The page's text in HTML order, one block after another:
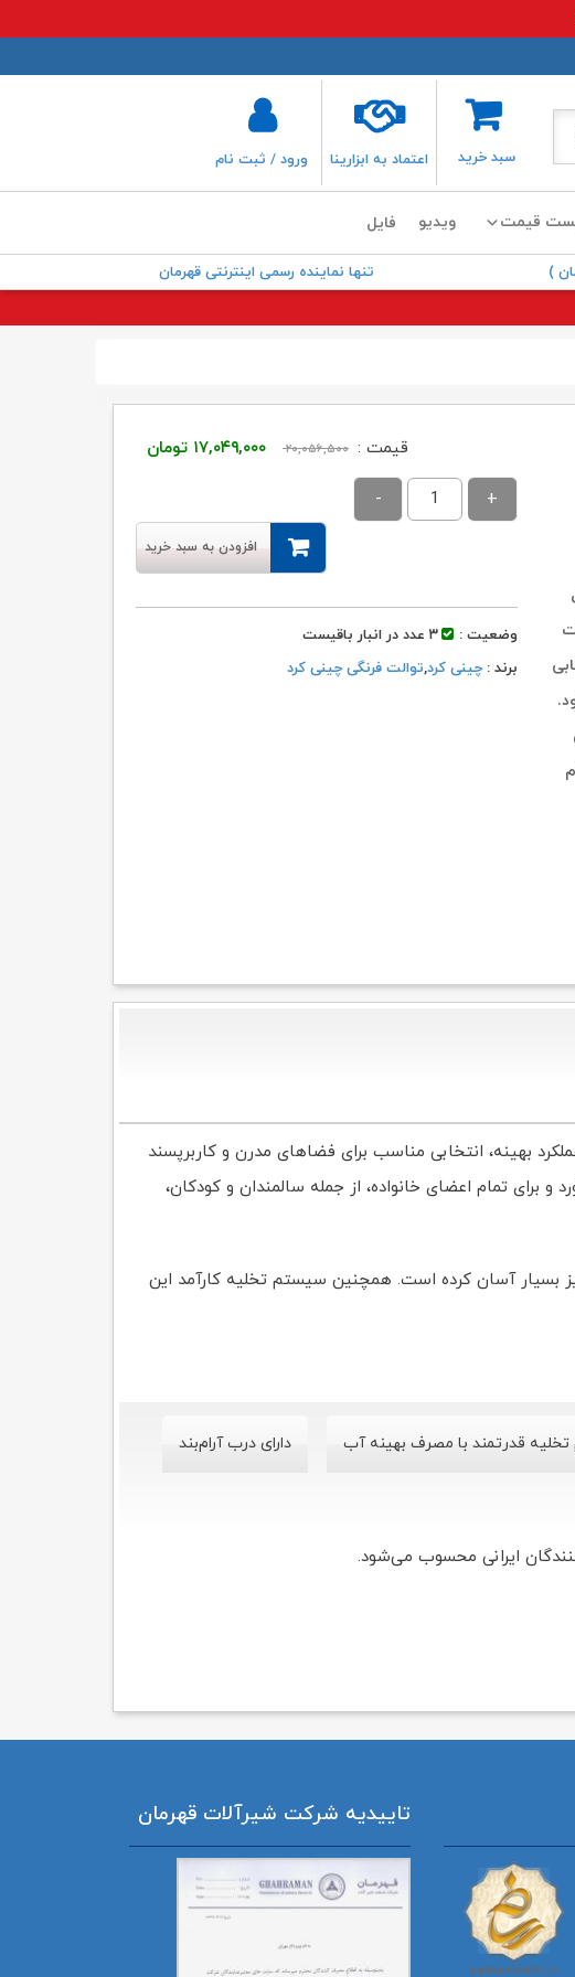
سبد خرید اعتماد به ابزارینا ورود / ثبت نام
قیمت ویدیو فایل
تنها نماینده رسمی اینترنتی قهرمان
قیمت : ۲۰,۰۵۶,۵۰۰
قیمت
بود.
۱۷,۰۴۹,۰۰۰ تومان
افزودن به سبد خرید
وضعیت :
۳ عدد در انبار باقیست
برند : چینی کرد,توالت فرنگی چینی کرد
بهینه، انتخابی مناسب برای فضاهای مدرن و کاربرپسند
برای تمام اعضای خانواده، از جمله سالمندان و کودکان،
بسیار آسان کرده است. همچنین سیستم تخلیه کارآمد این
قدرتمند با مصرف بهینه آب دارای درب آرام‌بند
ایرانی محسوب می‌شود.
تاییدیه شرکت شیرآلات قهرمان